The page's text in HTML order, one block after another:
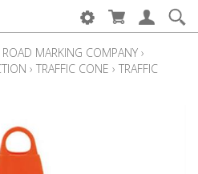
MARKING COMPANY ›
› TRAFFIC CONE › TRAFFIC